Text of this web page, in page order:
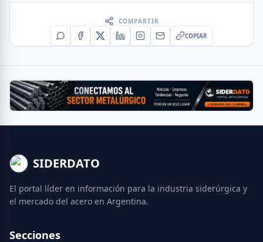
COMPARTIR
COPIAR
SIDERDATO
El portal líder en información para la industria siderúrgica y
el mercado del acero en Argentina.
Secciones